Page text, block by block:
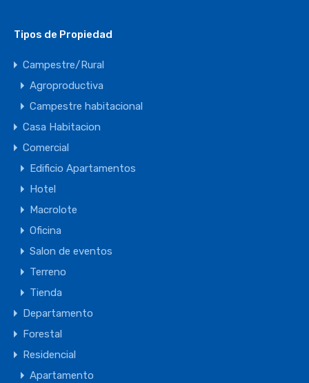
Tipos de Propiedad
Campestre/Rural
Agroproductiva
Campestre habitacional
Casa Habitacion
Comercial
Edificio Apartamentos
Hotel
Macrolote
Oficina
Salon de eventos
Terreno
Tienda
Departamento
Forestal
Residencial
Apartamento